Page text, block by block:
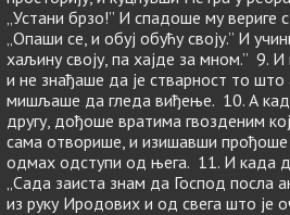
„Устани брзо!” И спадоше му вериге
„Опаши се, и обуј обућу своју.” И
хаљину своју, па хајде за мном.” 9.
и не знађаше да је стварност то
мишљаше да гледа виђење. 10. А
другу, дођоше вратима гвозденим
сама отворише, и изишавши прођоше
одмах одступи од њега. 11. И када
„Сада заиста знам да Господ посла
из руку Иродових и од свега што је